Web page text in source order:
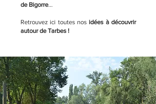
de Bigorre...
Retrouvez ici toutes nos idées à découvrir
autour de Tarbes !